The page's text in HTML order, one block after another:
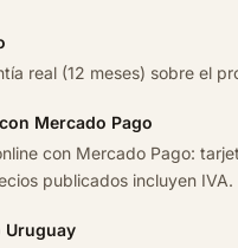
real (12 meses) sobre el
Mercado Pago
con Mercado Pago:
publicados incluyen IVA.
Uruguay